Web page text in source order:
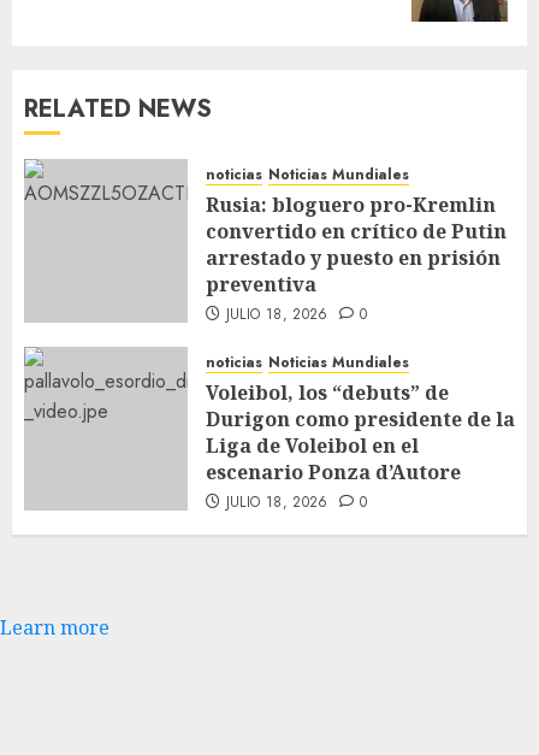
RELATED NEWS
noticias Noticias Mundiales
Rusia: bloguero pro-Kremlin
convertido en crítico de Putin
arrestado y puesto en prisión
preventiva
JULIO 18, 2026 0
noticias Noticias Mundiales
Voleibol, los “debuts” de
Durigon como presidente de la
Liga de Voleibol en el
escenario Ponza d’Autore
JULIO 18, 2026 0
Learn more